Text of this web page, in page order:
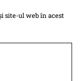
site-ul web în acest